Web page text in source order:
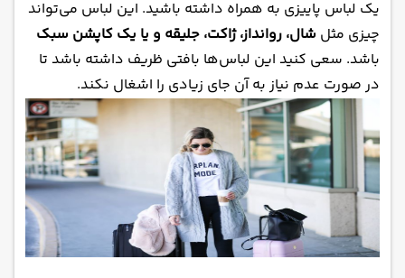
یک لباس پاییزی به همراه داشته باشید. این لباس می‌تواند
چیزی مثل شال، روانداز، ژاکت، جلیقه و یا یک کاپشن‌ سبک
باشد. سعی کنید این لباس‌ها بافتی ظریف داشته باشد تا
در صورت عدم نیاز به آن جای زیادی را اشغال نکند.